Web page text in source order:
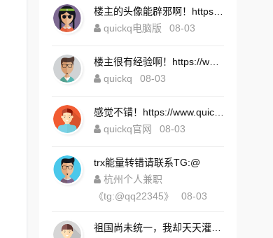
quickq电脑版
08-03
quickq
08-03
quickq官网
08-03
trx能量转错请联系TG:@
杭州个人兼职
《tg:@qq22345》
08-03